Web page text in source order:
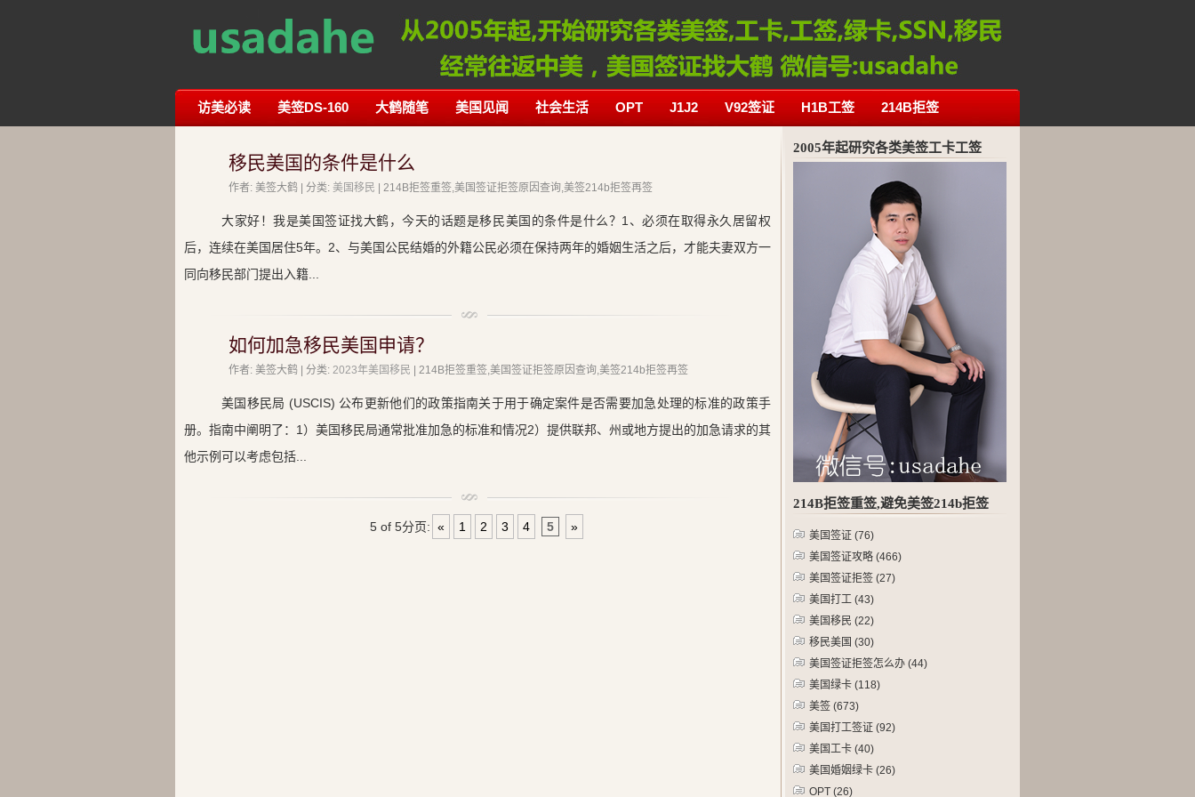
访美必读 美签DS-160 大鹤随笔 美国见闻 社会生活 OPT J1J2 V92签证 H1B工签 214B拒签
移民美国的条件是什么
作者: 美签大鹤 | 分类: 美国移民 | 214B拒签重签,美国签证拒签原因查询,美签214b拒签再签
大家好！我是美国签证找大鹤，今天的话题是移民美国的条件是什么？1、必须在取得永久居留权
后，连续在美国居住5年。2、与美国公民结婚的外籍公民必须在保持两年的婚姻生活之后，才能夫妻双方一
同向移民部门提出入籍...
如何加急移民美国申请？
作者: 美签大鹤 | 分类: 2023年美国移民 | 214B拒签重签,美国签证拒签原因查询,美签214b拒签再签
美国移民局 (USCIS) 公布更新他们的政策指南关于用于确定案件是否需要加急处理的标准的政策手
册。指南中阐明了：1）美国移民局通常批准加急的标准和情况2）提供联邦、州或地方提出的加急请求的其
他示例可以考虑包括...
5 of 5分页: « 1 2 3 4 5 »
2005年起研究各类美签工卡工签
214B拒签重签,避免美签214b拒签
美国签证 (76)
美国签证攻略 (466)
美国签证拒签 (27)
美国打工 (43)
美国移民 (22)
移民美国 (30)
美国签证拒签怎么办 (44)
美国绿卡 (118)
美签 (673)
美国打工签证 (92)
美国工卡 (40)
美国婚姻绿卡 (26)
OPT (26)